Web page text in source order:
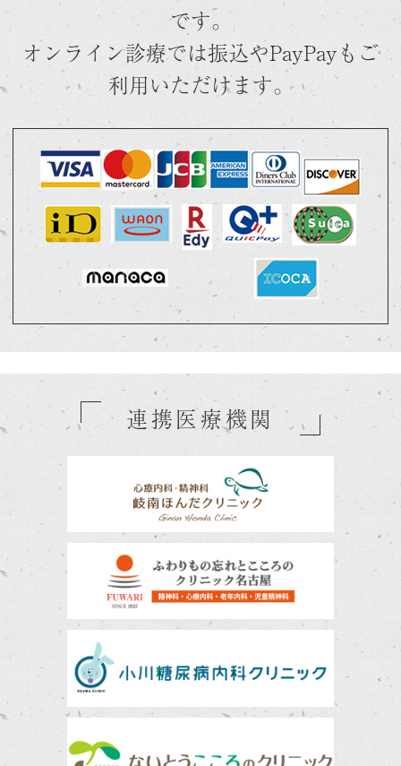
です。
オンライン診療では振込やPayPayもご
利用いただけます。
連携医療機関